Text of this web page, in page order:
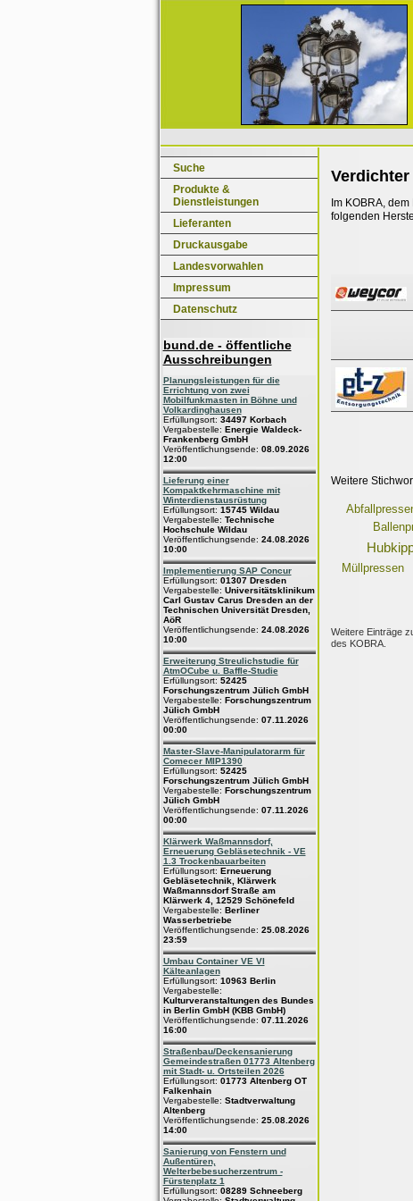
Suche
Produkte &
Dienstleistungen
Lieferanten
Druckausgabe
Landesvorwahlen
Impressum
Datenschutz
bund.de - öffentliche
Ausschreibungen
Planungsleistungen für die
Errichtung von zwei
Mobilfunkmasten in Böhne und
Volkardinghausen
Erfüllungsort: 34497 Korbach
Vergabestelle: Energie Waldeck-
Frankenberg GmbH
Veröffentlichungsende: 08.09.2026
12:00
Lieferung einer
Kompaktkehrmaschine mit
Winterdienstausrüstung
Erfüllungsort: 15745 Wildau
Vergabestelle: Technische
Hochschule Wildau
Veröffentlichungsende: 24.08.2026
10:00
Implementierung SAP Concur
Erfüllungsort: 01307 Dresden
Vergabestelle: Universitätsklinikum
Carl Gustav Carus Dresden an der
Technischen Universität Dresden,
AöR
Veröffentlichungsende: 24.08.2026
10:00
Erweiterung Streulichstudie für
AtmOCube u. Baffle-Studie
Erfüllungsort: 52425
Forschungszentrum Jülich GmbH
Vergabestelle: Forschungszentrum
Jülich GmbH
Veröffentlichungsende: 07.11.2026
00:00
Master-Slave-Manipulatorarm für
Comecer MIP1390
Erfüllungsort: 52425
Forschungszentrum Jülich GmbH
Vergabestelle: Forschungszentrum
Jülich GmbH
Veröffentlichungsende: 07.11.2026
00:00
Klärwerk Waßmannsdorf,
Erneuerung Gebläsetechnik - VE
1.3 Trockenbauarbeiten
Erfüllungsort: Erneuerung
Gebläsetechnik, Klärwerk
Waßmannsdorf Straße am
Klärwerk 4, 12529 Schönefeld
Vergabestelle: Berliner
Wasserbetriebe
Veröffentlichungsende: 25.08.2026
23:59
Umbau Container VE VI
Kälteanlagen
Erfüllungsort: 10963 Berlin
Vergabestelle:
Kulturveranstaltungen des Bundes
in Berlin GmbH (KBB GmbH)
Veröffentlichungsende: 07.11.2026
16:00
Straßenbau/Deckensanierung
Gemeindestraßen 01773 Altenberg
mit Stadt- u. Ortsteilen 2026
Erfüllungsort: 01773 Altenberg OT
Falkenhain
Vergabestelle: Stadtverwaltung
Altenberg
Veröffentlichungsende: 25.08.2026
14:00
Sanierung von Fenstern und
Außentüren,
Welterbebesucherzentrum -
Fürstenplatz 1
Erfüllungsort: 08289 Schneeberg
Verdichter
Im KOBRA,
folgenden
Weitere
Müllpressen
Weitere Einträge
des KOBRA.